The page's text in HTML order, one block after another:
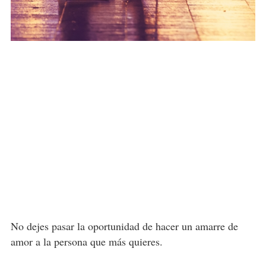
No dejes pasar la oportunidad de hacer un amarre de
amor a la persona que más quieres.